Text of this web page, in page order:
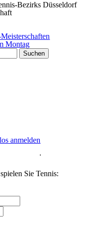
Bezirks Düsseldorf
Montag
.
Sie Tennis: